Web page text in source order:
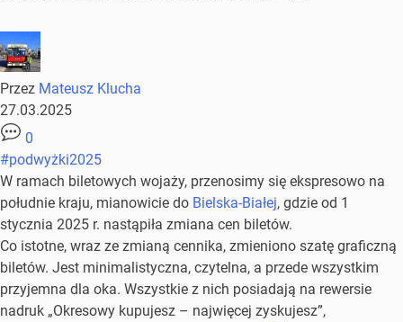
Przez Mateusz Klucha
27.03.2025
0
#podwyżki2025
W ramach biletowych wojaży, przenosimy się ekspresowo na
południe kraju, mianowicie do Bielska-Białej, gdzie od 1
stycznia 2025 r. nastąpiła zmiana cen biletów.
Co istotne, wraz ze zmianą cennika, zmieniono szatę graficzną
biletów. Jest minimalistyczna, czytelna, a przede wszystkim
przyjemna dla oka. Wszystkie z nich posiadają na rewersie
nadruk „Okresowy kupujesz – najwięcej zyskujesz”,